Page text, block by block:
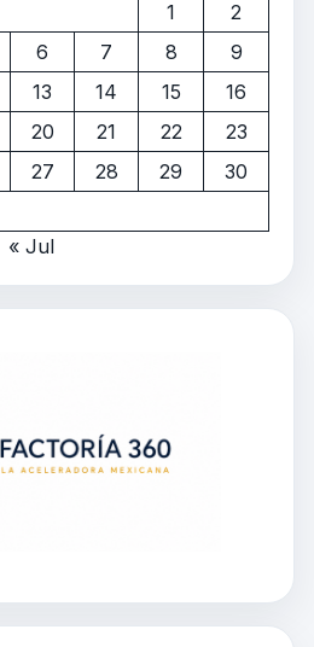
1
2
6 7 8
9
13 14 15
16
20 21 22
23
27 28 29
30
« Jul